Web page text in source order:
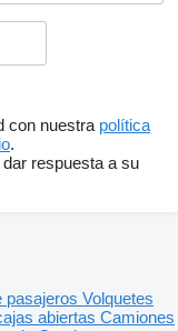
con nuestra política
.
respuesta a su
pasajeros Volquetes
abiertas Camiones